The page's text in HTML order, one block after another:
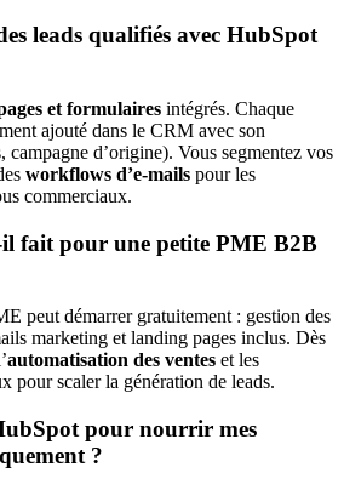
leads qualifiés avec HubSpot
et formulaires intégrés. Chaque
ajouté dans le CRM avec son
campagne d’origine). Vous segmentez vos
workflows d’e-mails pour les
commerciaux.
fait pour une petite PME B2B
peut démarrer gratuitement : gestion des
marketing et landing pages inclus. Dès
automatisation des ventes et les
pour scaler la génération de leads.
pour nourrir mes
?